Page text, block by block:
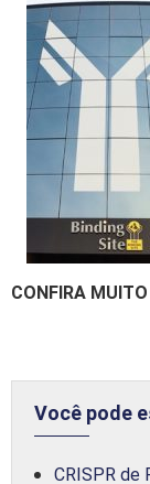
CONFIRA
Você pode
CRISPR de